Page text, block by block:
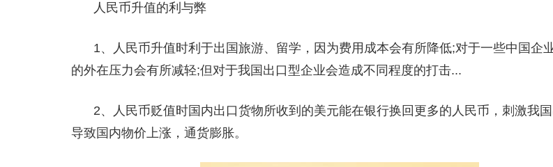
人民币升值的利与弊
1、人民币升值时利于出国旅游、留学，因为费用成本会有所降低;对于一些中国企
的外在压力会有所减轻;但对于我国出口型企业会造成不同程度的打击...
2、人民币贬值时国内出口货物所收到的美元能在银行换回更多的人民币，刺激我
导致国内物价上涨，通货膨胀。